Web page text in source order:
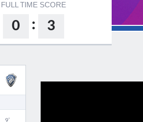
FULL TIME SCORE
0 : 3